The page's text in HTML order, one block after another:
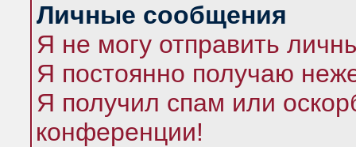
Личные сообщения
Я не могу отправить
Я постоянно получаю
Я получил спам или
конференции!